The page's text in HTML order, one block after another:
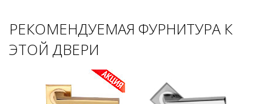
РЕКОМЕНДУЕМАЯ ФУРНИТУРА К
ЭТОЙ ДВЕРИ